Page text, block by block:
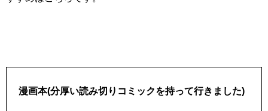
漫画本(分厚い読み切りコミックを持って行きました)